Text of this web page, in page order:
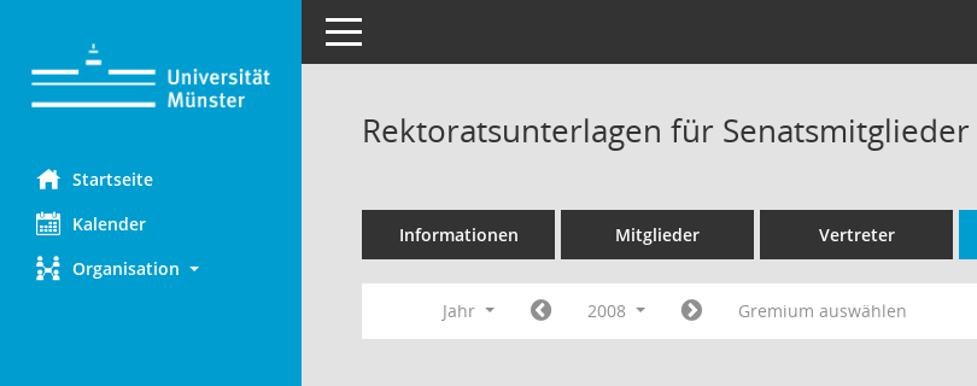
Startseite
Kalender
Organisation
Toggle navigation
Rektoratsunterlagen für
Informationen Mitglieder Vertreter
Jahr 2008 Gremium auswählen